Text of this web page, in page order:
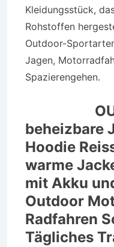
Kleidungsstück,
Rohstoffen
Outdoor-
Jagen,
Spazierengehen.
beheizbare
Hoodie
warme
mit Akku
Outdoor
Radfahren
Tägliches